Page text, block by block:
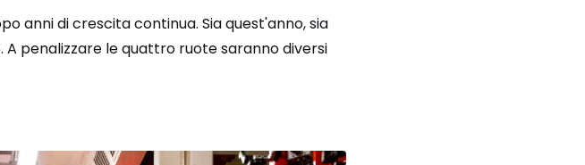
anni di crescita continua. Sia quest'anno, sia
penalizzare le quattro ruote saranno diversi